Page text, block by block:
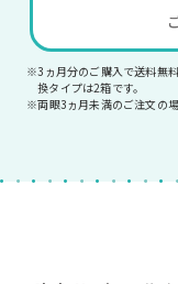
※3ヵ月分のご購入で送料無
換タイプは2箱です。
※両眼3ヵ月未満のご注文の